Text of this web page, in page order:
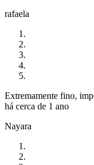
rafaela
Extremamente fino,
há cerca de 1 ano
Nayara